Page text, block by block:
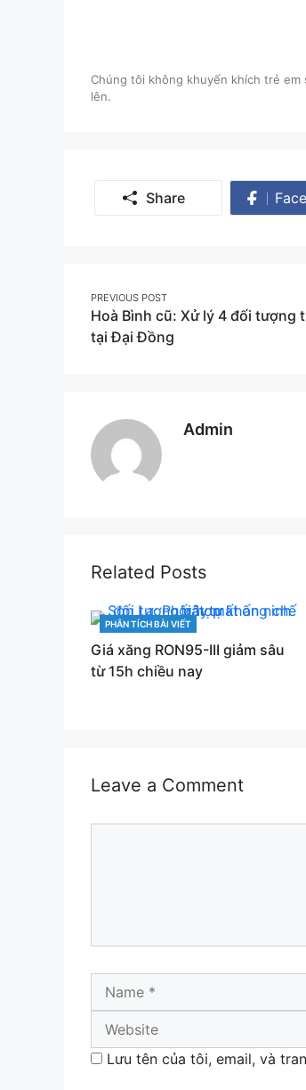
Chúng tôi không khuyến khích trẻ
lên.
Share
Post
navigation
PREVIOUS POST
Hoà Bình cũ: Xử lý 4 đối tượng
tại Đại Đồng
Admin
Related Posts
CATEGORIES
PHÂN TÍCH BÀI VIẾT
Giá xăng RON95-III giảm sâu
từ 15h chiều nay
Leave a Comment
Name
Lưu tên của tôi, email, và